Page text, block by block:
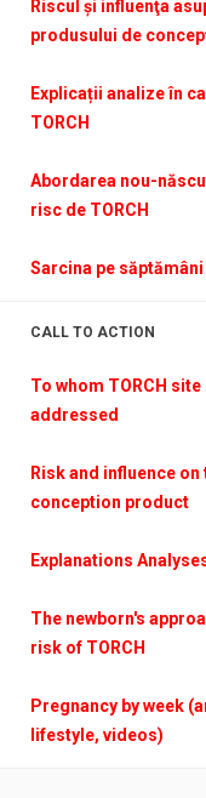
Riscul şi influenţa
produsului de
Explicații analize în
TORCH
Abordarea nou-
risc de TORCH
Sarcina pe săptămâni
CALL TO ACTION
To whom TORCH site
addressed
Risk and influence on
conception product
Explanations
The newborn's
risk of TORCH
Pregnancy by week
lifestyle, videos)